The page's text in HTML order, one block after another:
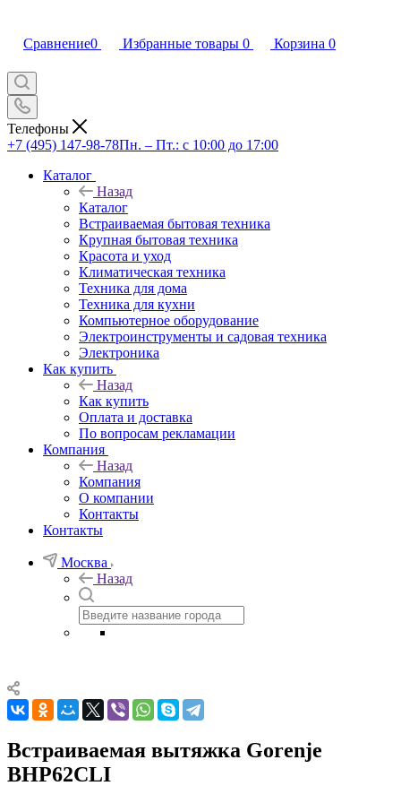
Сравнение0 Избранные товары 0 Корзина 0
Телефоны
+7 (495) 147-98-78Пн. – Пт.: с 10:00 до 17:00
Каталог
Назад
Каталог
Встраиваемая бытовая техника
Крупная бытовая техника
Красота и уход
Климатическая техника
Техника для дома
Техника для кухни
Компьютерное оборудование
Электроинструменты и садовая техника
Электроника
Как купить
Назад
Как купить
Оплата и доставка
По вопросам рекламации
Компания
Назад
Компания
О компании
Контакты
Контакты
Москва
Назад
Встраиваемая вытяжка Gorenje
BHP62CLI